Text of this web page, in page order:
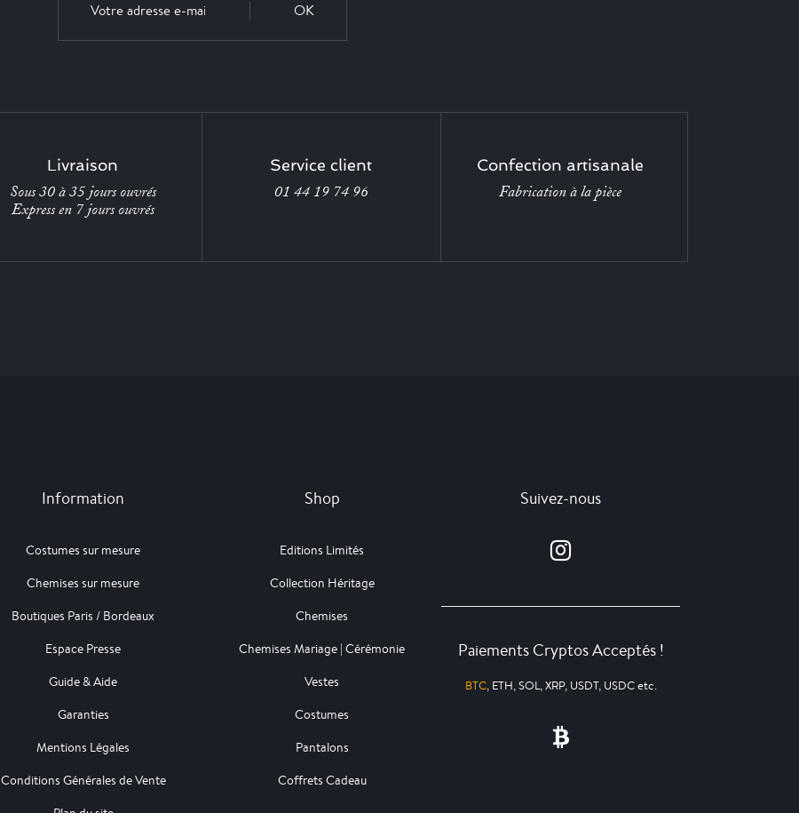
OK
Livraison
Sous 30 à 35 jours ouvrés
Express en 7 jours ouvrés
Service client
01 44 19 74 96
Confection artisanale
Fabrication à la pièce
Information
Costumes sur mesure
Chemises sur mesure
Boutiques Paris / Bordeaux
Espace Presse
Guide & Aide
Garanties
Mentions Légales
Conditions Générales de Vente
Shop
Editions Limités
Collection Héritage
Chemises
Chemises Mariage | Cérémonie
Vestes
Costumes
Pantalons
Coffrets Cadeau
Suivez-nous
Paiements Cryptos Acceptés !
BTC, ETH, SOL, XRP, USDT, USDC etc.